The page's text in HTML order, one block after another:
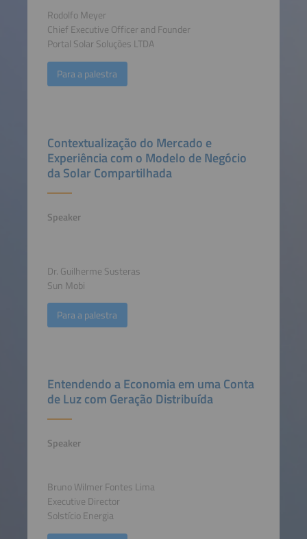
Rodolfo Meyer
Chief Executive Officer and Founder
Portal Solar Soluções LTDA
Para a palestra
Contextualização do Mercado e
Experiência com o Modelo de Negócio
da Solar Compartilhada
Speaker
Dr. Guilherme Susteras
Sun Mobi
Para a palestra
Entendendo a Economia em uma Conta
de Luz com Geração Distribuída
Speaker
Bruno Wilmer Fontes Lima
Executive Director
Solstício Energia